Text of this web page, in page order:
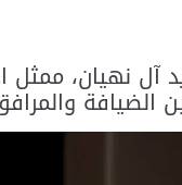
الضيافة